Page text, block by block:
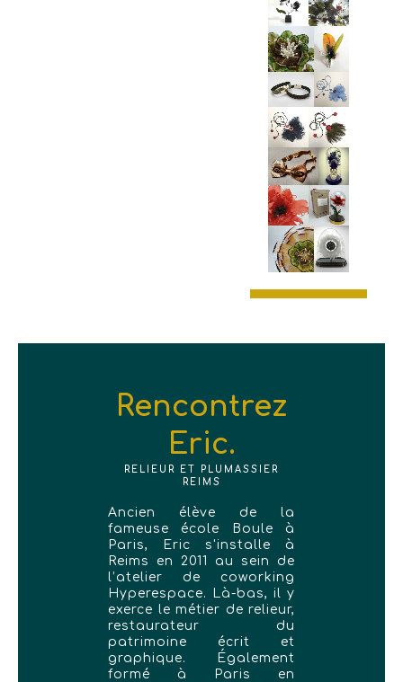
Rencontrez
Eric.
RELIEUR ET PLUMASSIER
REIMS
Ancien élève de la
fameuse école Boule à
Paris, Eric s'installe à
Reims en 2011 au sein de
l’atelier de coworking
Hyperespace. Là-bas, il y
exerce le métier de relieur,
restaurateur du
patrimoine écrit et
graphique. Également
formé à Paris en